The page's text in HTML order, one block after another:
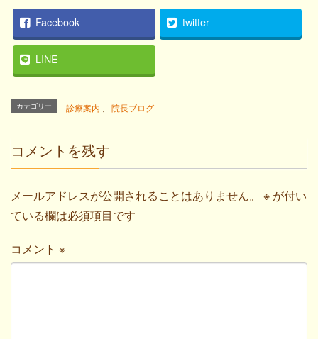
Facebook twitter
LINE
カテゴリー 診療案内 院長ブログ
コメントを残す
メールアドレスが公開されることはありません。 ※ が付い
ている欄は必須項目です
コメント ※